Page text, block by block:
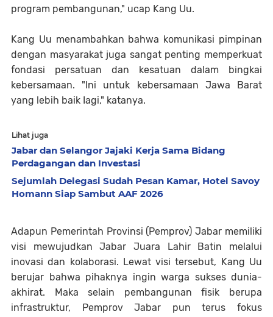
program pembangunan," ucap Kang Uu.
Kang Uu menambahkan bahwa komunikasi pimpinan
dengan masyarakat juga sangat penting memperkuat
fondasi persatuan dan kesatuan dalam bingkai
kebersamaan. "Ini untuk kebersamaan Jawa Barat
yang lebih baik Iagi," katanya.
Lihat juga
Jabar dan Selangor Jajaki Kerja Sama Bidang
Perdagangan dan Investasi
Sejumlah Delegasi Sudah Pesan Kamar, Hotel Savoy
Homann Siap Sambut AAF 2026
Adapun Pemerintah Provinsi (Pemprov) Jabar memiliki
visi mewujudkan Jabar Juara Lahir Batin melalui
inovasi dan kolaborasi. Lewat visi tersebut, Kang Uu
berujar bahwa pihaknya ingin warga sukses dunia-
akhirat. Maka selain pembangunan fisik berupa
infrastruktur, Pemprov Jabar pun terus fokus